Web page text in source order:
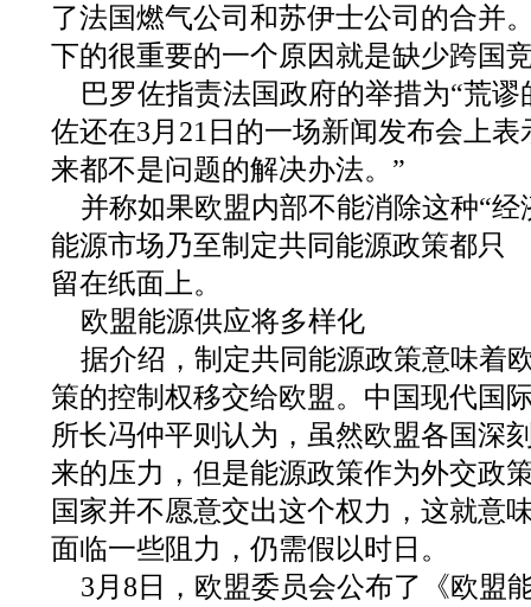
了法国燃气公司和苏伊士公司的合并
下的很重要的一个原因就是缺少跨国
巴罗佐指责法国政府的举措为“荒
佐还在3月21日的一场新闻发布会上表
来都不是问题的解决办法。”
并称如果欧盟内部不能消除这种“
能源市场乃至制定共同能
留在纸面上。
欧盟能源供应将多样化
据介绍，制定共同能源政策意味着
策的控制权移交给欧盟。中国现代国
所长冯仲平则认为，虽然欧盟各国深
来的压力，但是能源政策作为外交政
国家并不愿意交出这个权力，这就意
面临一些阻力，仍需假以时日。
3月8日，欧盟委员会公布了《欧盟